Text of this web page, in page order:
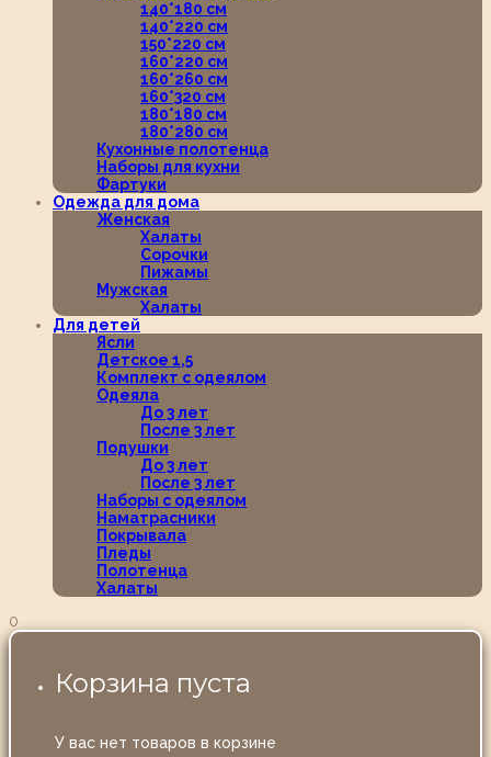
140*180 см
140*220 см
150*220 см
160*220 см
160*260 см
160*320 см
180*180 см
180*280 см
Кухонные полотенца
Наборы для кухни
Фартуки
Одежда для дома
Женская
Халаты
Сорочки
Пижамы
Мужская
Халаты
Для детей
Ясли
Детское 1,5
Комплект с одеялом
Одеяла
До 3 лет
После 3 лет
Подушки
До 3 лет
После 3 лет
Наборы с одеялом
Наматрасники
Покрывала
Пледы
Полотенца
Халаты
0
Корзина пуста
У вас нет товаров в корзине